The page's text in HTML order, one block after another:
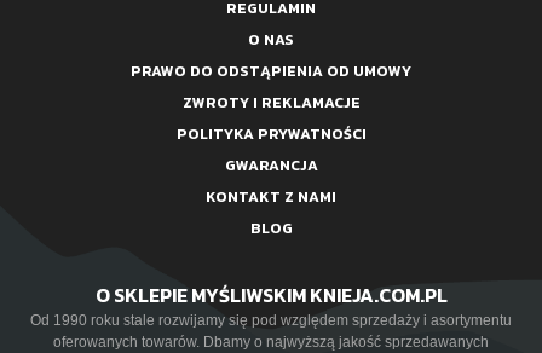
REGULAMIN
O NAS
PRAWO DO ODSTĄPIENIA OD UMOWY
ZWROTY I REKLAMACJE
POLITYKA PRYWATNOŚCI
GWARANCJA
KONTAKT Z NAMI
BLOG
O SKLEPIE MYŚLIWSKIM KNIEJA.COM.PL
Od 1990 roku stale rozwijamy się pod względem sprzedaży i asortymentu
oferowanych towarów. Dbamy o najwyższą jakość sprzedawanych